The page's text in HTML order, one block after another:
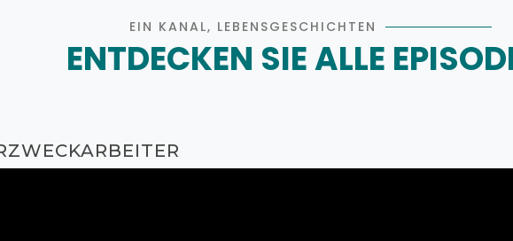
EIN KANAL, LEBENSGESCHICHTEN
ENTDECKEN SIE ALLE